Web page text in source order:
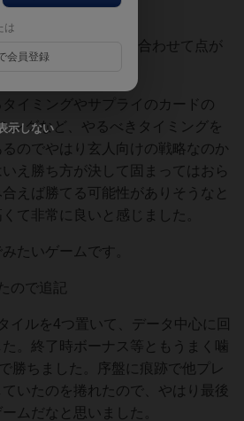
。
れて、終了時得点と合わせて点が
イミングやサプライのカードの
ングなど、やるべきタイミングを
るのでやはり玄人向けの戦略なのか
え勝ち方が決して固まってはおら
えば勝てる可能性がありそうなと
て非常に良いと感じました。
たいゲームです。
ので追記
イルを4つ置いて、データ中心に回
。終了時ボーナス等ともうまく噛
勝ちました。序盤に痕跡で他プレ
いたのを捲れたので、やはり最後
ムだなと思いました。
は
会員登録
示しない